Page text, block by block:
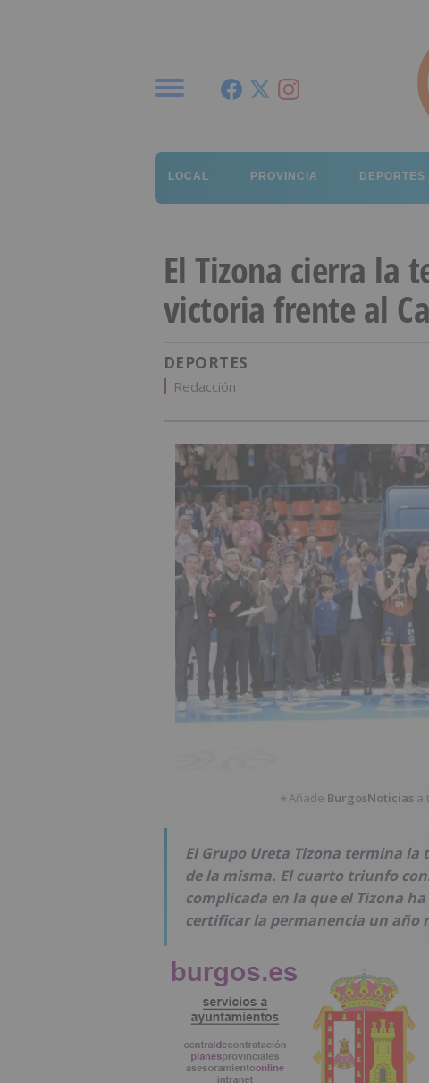
LOCAL PROVINCIA DEPORTES
El Tizona cierra la
victoria frente al
DEPORTES
Redacción
★Añade BurgosNoticias a
El Grupo Ureta Tizona termina
de la misma. El cuarto triunfo
complicada en la que el Tizona
certificar la permanencia un año